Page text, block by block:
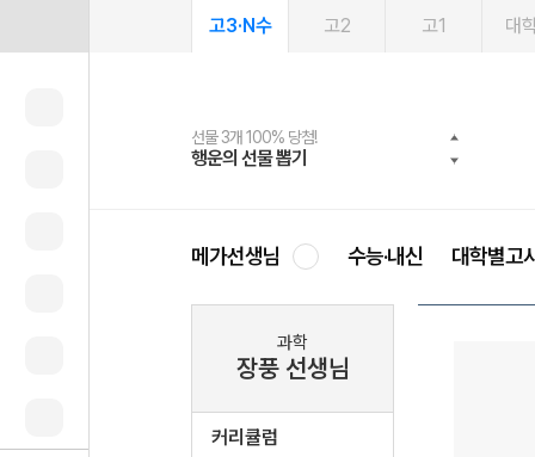
고3·N수 고2 고1 대
선물 3개 100% 당첨!
행운의 선물 뽑기
선물 100% 증정!
메가스터디 X 올리브
여름방학 스터디 캐시백
메가런 썸머스쿨
2027 러셀 단과
강사 공개선발
스마트러닝앱
설문 EVENT
메가패스
3일 무료 체험권
메가패스 수강생 무료혜택!
메가클럽 멤버십
사회공헌 캠페인
희망이룸 메가나눔
메가선생님 수능·내신 대학별고
과학
장풍 선생님
커리큘럼